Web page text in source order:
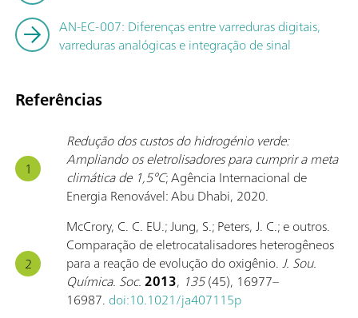
AN-EC-007: Diferenças entre varreduras digitais,
varreduras analógicas e integração de sinal
Referências
Redução dos custos do hidrogénio verde:
Ampliando os eletrolisadores para cumprir a meta
climática de 1,5°C; Agência Internacional de
Energia Renovável: Abu Dhabi, 2020.
McCrory, C. C. EU.; Jung, S.; Peters, J. C.; e outros.
Comparação de eletrocatalisadores heterogêneos
para a reação de evolução do oxigênio.J. Sou.
Química. Soc.2013, 135(45), 16977–
16987. doi:10.1021/ja407115p